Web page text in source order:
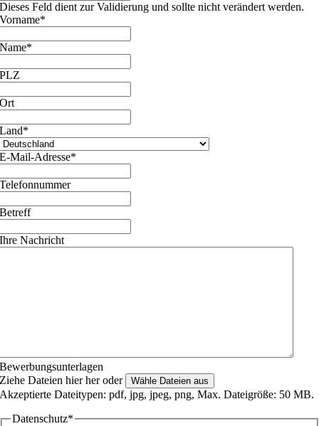
Dieses Feld dient zur Validierung und sollte nicht verändert werden.
Vorname*
Name*
PLZ
Ort
Land*
E-Mail-Adresse*
Telefonnummer
Betreff
Ihre Nachricht
Bewerbungsunterlagen
Ziehe Dateien hier her oder
Wähle Dateien aus
Akzeptierte Dateitypen: pdf, jpg, jpeg, png, Max. Dateigröße: 50 MB.
Datenschutz*